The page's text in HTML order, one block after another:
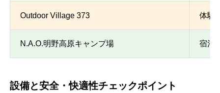
Outdoor Village 373 体験
N.A.O.明野高原キャンプ場 宿泊
設備と安全・快適性チェックポイント